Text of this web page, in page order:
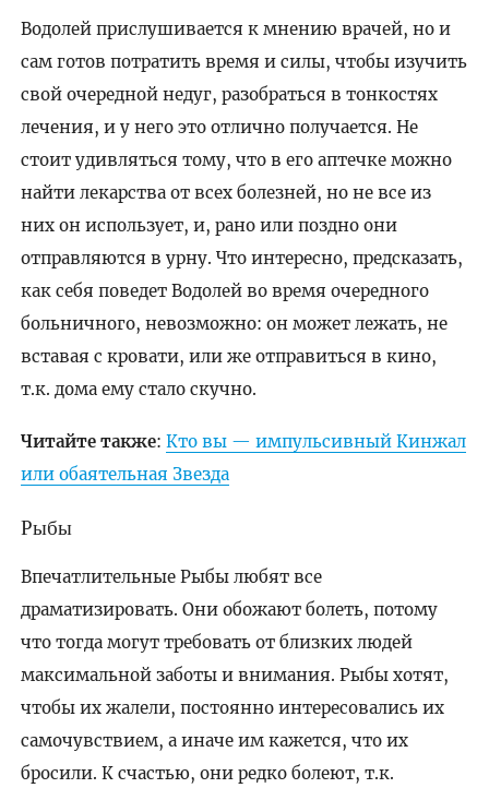
Водолей прислушивается к мнению врачей, но и
сам готов потратить время и силы, чтобы изучить
свой очередной недуг, разобраться в тонкостях
лечения, и у него это отлично получается. Не
стоит удивляться тому, что в его аптечке можно
найти лекарства от всех болезней, но не все из
них он использует, и, рано или поздно они
отправляются в урну. Что интересно, предсказать,
как себя поведет Водолей во время очередного
больничного, невозможно: он может лежать, не
вставая с кровати, или же отправиться в кино,
т.к. дома ему стало скучно.
Читайте также: Кто вы — импульсивный Кинжал
или обаятельная Звезда
Рыбы
Впечатлительные Рыбы любят все
драматизировать. Они обожают болеть, потому
что тогда могут требовать от близких людей
максимальной заботы и внимания. Рыбы хотят,
чтобы их жалели, постоянно интересовались их
самочувствием, а иначе им кажется, что их
бросили. К счастью, они редко болеют, т.к.